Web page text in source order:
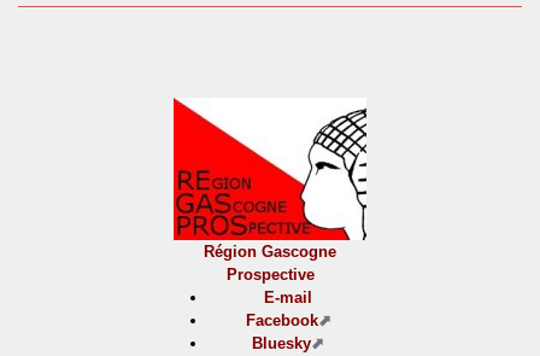
Région Gascogne
Prospective
E-mail
Facebook
Bluesky